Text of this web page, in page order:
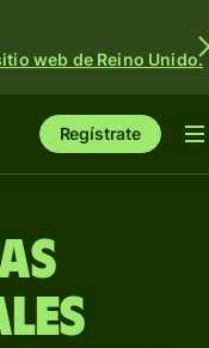
web de Reino Unido.
Regístrate